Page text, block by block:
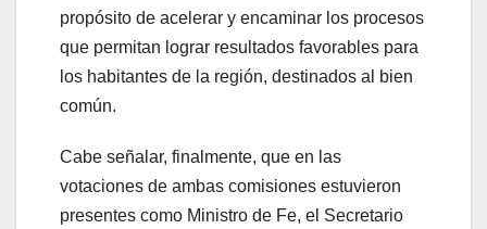
propósito de acelerar y encaminar los procesos
que permitan lograr resultados favorables para
los habitantes de la región, destinados al bien
común.
Cabe señalar, finalmente, que en las
votaciones de ambas comisiones estuvieron
presentes como Ministro de Fe, el Secretario